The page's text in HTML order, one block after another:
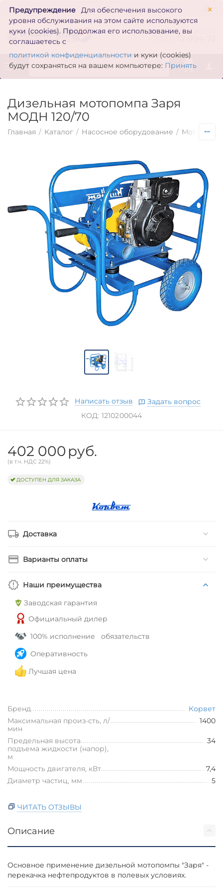
×
Предупреждение
Для обеспечения высокого
уровня обслуживания на этом сайте используются
куки (cookies). Продолжая его использование, вы
соглашаетесь с
политикой конфиденциальности и куки (cookies)
будут сохраняться на вашем компьютере: Принять
zakaz@inmarkon.ru
0
Дизельная мотопомпа Заря
МОДН 120/70
Главная / Каталог / Насосное оборудование /
Написать отзыв
Задать вопрос
КОД: 1210200044
402 000 руб.
(в т.ч. НДС 22%)
ДОСТУПЕН ДЛЯ ЗАКАЗА
Доставка
Варианты оплаты
Наши преимущества
Заводская гарантия
Официальный дилер
100% исполнение обязательств
Оперативность
Лучшая цена
Бренд
Корвет
Максимальная произ-сть, л/
мин
1400
Предельная высота
подъема жидкости (напор),
м
34
Мощность двигателя, кВт
7,4
Диаметр частиц, мм
5
ЧИТАТЬ ОТЗЫВЫ
Описание
Основное применение дизельной мотопомпы "Заря" -
перекачка нефтепродуктов в полевых условиях.